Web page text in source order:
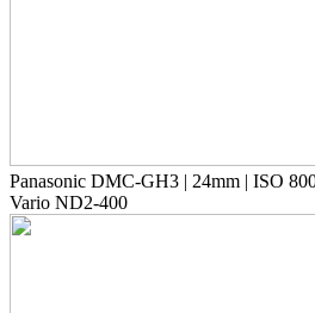
Panasonic DMC-GH3 | 24mm | ISO
Vario ND2-400